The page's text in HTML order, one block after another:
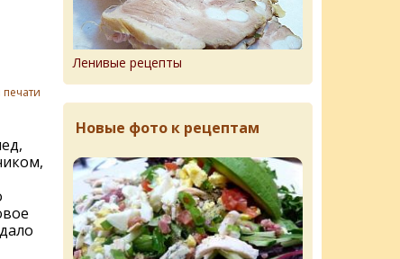
печати
Ленивые рецепты
Новые фото к рецептам